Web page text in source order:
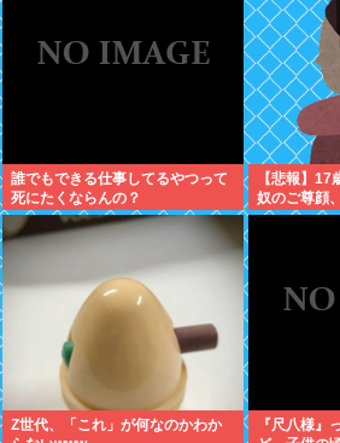
誰でもできる仕事してるやつって
死にたくならんの？
【悲報】
奴のご尊顔
Z世代、「これ」が何なのかわか
『尺八様』